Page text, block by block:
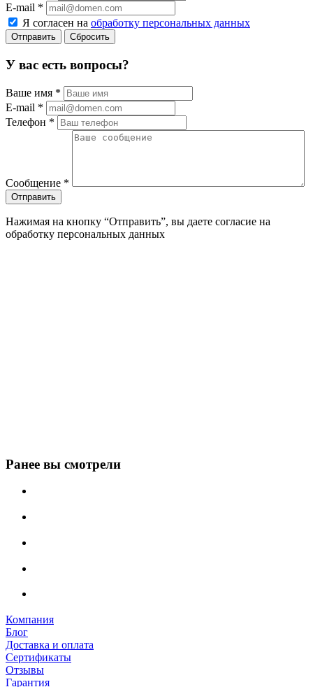
E-mail *
Я согласен на обработку персональных данных
Сбросить
У вас есть вопросы?
Ваше имя *
E-mail *
Телефон *
Сообщение *
Нажимая на кнопку “Отправить”, вы даете согласие на
обработку персональных данных
Ранее вы смотрели
Компания
Блог
Доставка и оплата
Сертификаты
Отзывы
Гарантия